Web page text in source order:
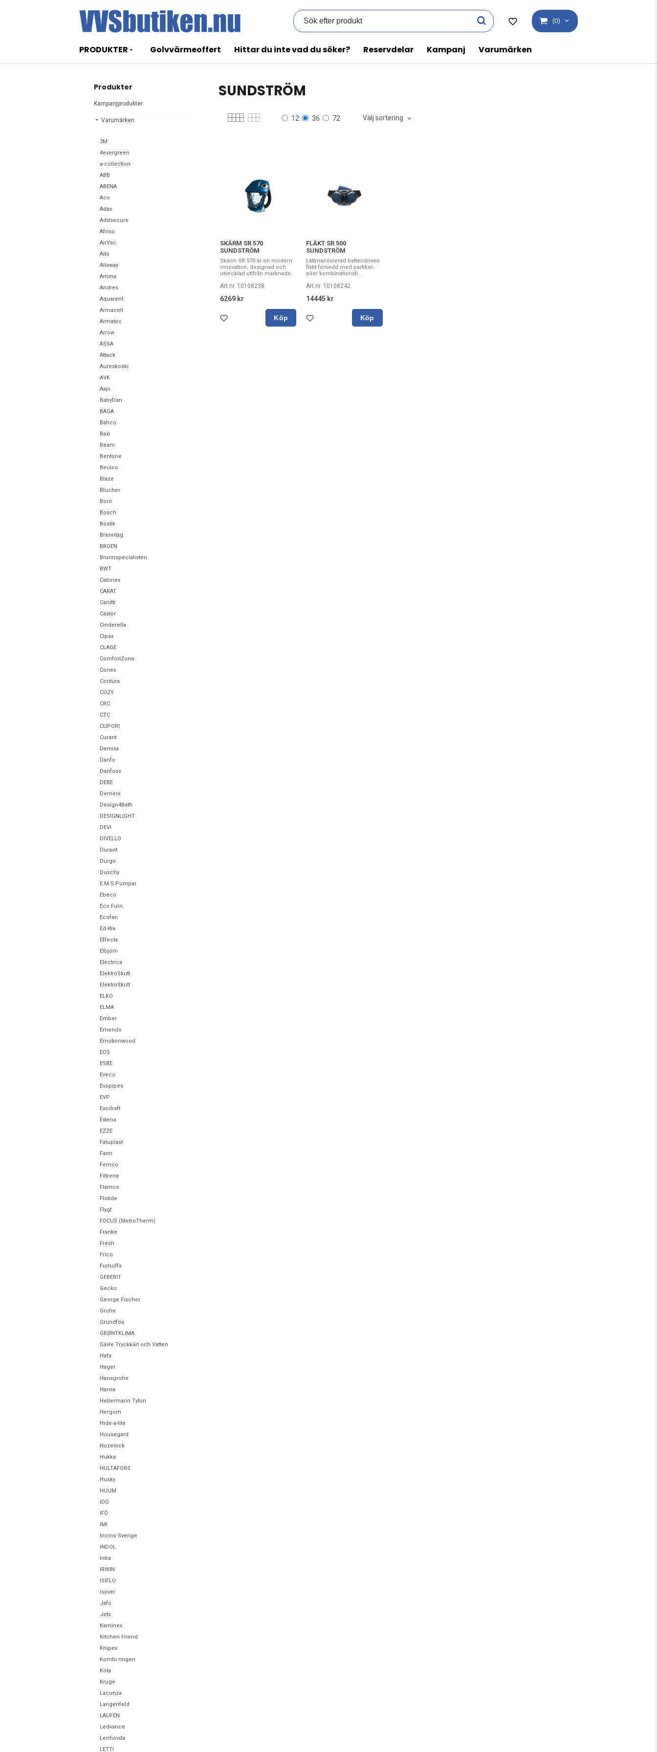
(0)
PRODUKTER Golvvärmeoffert Hittar du inte vad du söker? Reservdelar Kampanj Varumärken
Produkter
Kampanjprodukter
Varumärken
3M
4evergreen
a-collection
ABB
ABENA
Aco
Adax
Addsecure
Afriso
AirVac
Aito
Allaway
Amina
Andres
Aquarent
Armacell
Armatec
Arrow
ASSA
Attack
Aureskoski
AVK
Axjo
BabyDan
BAGA
Bahco
Baxi
Beam
Bentone
Beulco
Blaze
Blucher
Borö
Bosch
Bostik
Brenntag
BROEN
Brunnspecialisten
BWT
Cabinex
CARAT
Cariitti
Castor
Cinderella
Cipax
CLAGE
ComfortZone
Conex
Contura
COZY
CRC
CTC
CUPORI
Curant
Damixa
Danfo
Danfoss
DEBE
Demerx
Design4Bath
DESIGNLIGHT
DEVI
DIVELLO
Duravit
Durgo
Duschy
E.M.S Pumpar
Ebeco
Eco Furn
Ecofan
Ed-Wa
Effecta
Elbjörn
Electrica
ElektroSkutt
ElektroSkutt
ELKO
ELMA
Ember
Emendo
Emotionwood
EOS
ESBE
Eveco
Evopipes
EVP
Exodraft
Extena
EZZE
Faluplast
Fann
Fernco
Filtrena
Flamco
Flotide
Flygt
FOCUS (MetroTherm)
Franke
Fresh
Frico
Furhoffs
GEBERIT
Gecko
George Fischer
Grohe
Grundfos
GRØNTKLIMA
Gävle Tryckkärl och Vatten
Hafa
Hager
Hansgrohe
Harvia
Hellermann Tyton
Hergom
Hide-a-lite
Housegard
Hozelock
Hukka
HULTAFORS
Husky
HUUM
IDO
IFÖ
IMI
Incino Sverige
INDOL
Intra
IRWIN
ISIFLO
Isover
Jafo
Jets
Kaminex
Kitchen Friend
Knipex
Kombi ringen
Kota
Kruge
Lacunza
Langenfeld
LAUFEN
Ledvance
Lenhovda
LETTI
SUNDSTRÖM
12 36 72 Välj sortering
SKÄRM SR 570
SUNDSTRÖM
Skärm SR 570 är en modern
innovation, designad och
utvecklad utifrån marknade...
Art nr. 10108238
6269 kr
Köp
FLÄKT SR 500
SUNDSTRÖM
Lättmanövrerad batteridriven
fläkt försedd med partikel-
eller kombinationsfi...
Art nr. 10108242
14445 kr
Köp